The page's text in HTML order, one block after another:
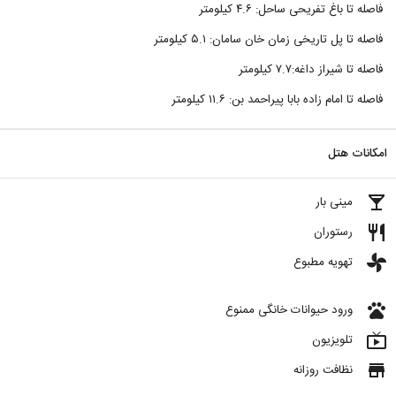
فاصله تا باغ تفریحی ساحل: ۴.۶ کیلومتر
فاصله تا پل تاریخی زمان‌ خان سامان: ۵.۱ کیلومتر
فاصله تا شیراز داغه:۷.۷ کیلومتر
فاصله تا امام زاده بابا پیراحمد بن: ۱۱.۶ کیلومتر
امکانات هتل
local_bar مینی بار
restaurant رستوران
toys تهویه مطبوع
pets ورود حیوانات خانگی ممنوع
live_tv تلویزیون
store نظافت روزانه